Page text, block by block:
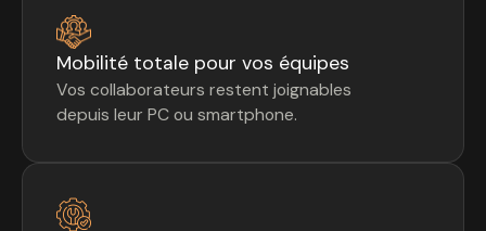
Mobilité totale pour vos équipes
Vos collaborateurs restent joignables
depuis leur PC ou smartphone.